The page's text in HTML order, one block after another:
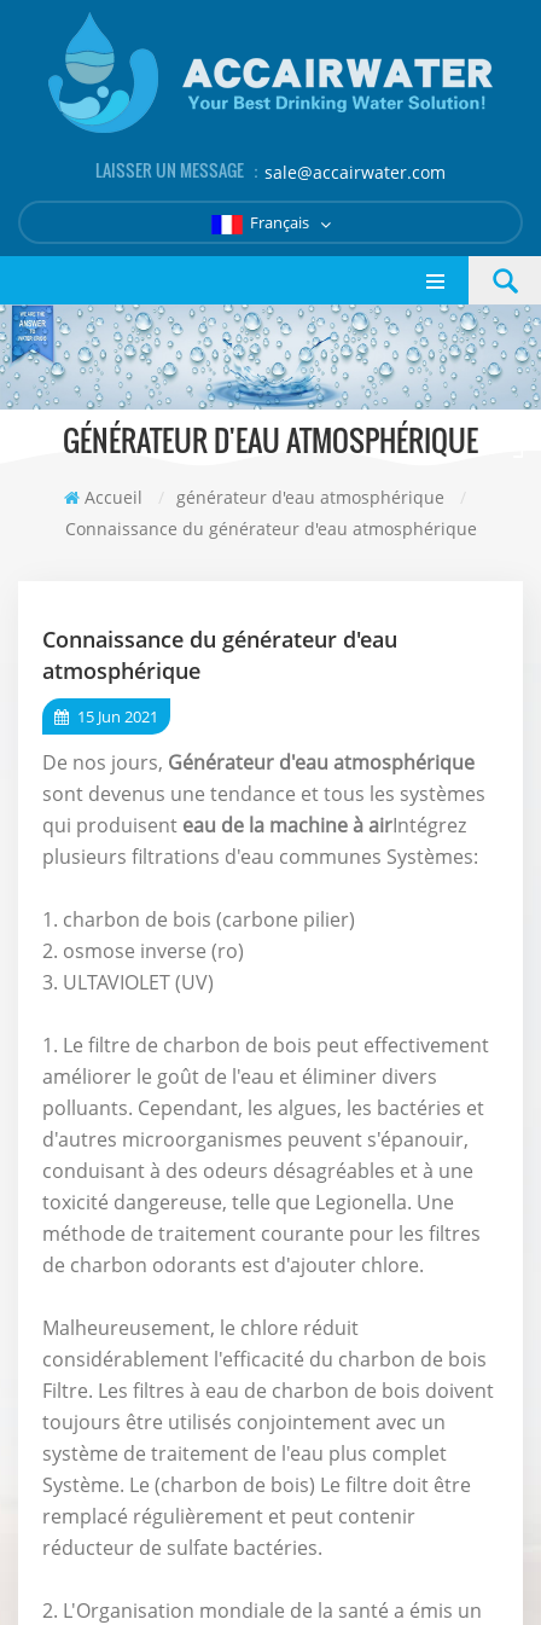
LAISSER UN MESSAGE ： sale@accairwater.com
Français
GÉNÉRATEUR D'EAU ATMOSPHÉRIQUE
Accueil / générateur d'eau atmosphérique
/
Connaissance du générateur d'eau atmosphérique
Connaissance du générateur d'eau
atmosphérique
15 Jun 2021
De nos jours, Générateur d'eau atmosphérique
sont devenus une tendance et tous les systèmes
qui produisent eau de la machine à airIntégrez
plusieurs filtrations d'eau communes Systèmes:
1. charbon de bois (carbone pilier)
2. osmose inverse (ro)
3. ULTAVIOLET (UV)
1. Le filtre de charbon de bois peut effectivement
améliorer le goût de l'eau et éliminer divers
polluants. Cependant, les algues, les bactéries et
d'autres microorganismes peuvent s'épanouir,
conduisant à des odeurs désagréables et à une
toxicité dangereuse, telle que Legionella. Une
méthode de traitement courante pour les filtres
de charbon odorants est d'ajouter chlore.
Malheureusement, le chlore réduit
considérablement l'efficacité du charbon de bois
Filtre. Les filtres à eau de charbon de bois doivent
toujours être utilisés conjointement avec un
système de traitement de l'eau plus complet
Système. Le (charbon de bois) Le filtre doit être
remplacé régulièrement et peut contenir
réducteur de sulfate bactéries.
2. L'Organisation mondiale de la santé a émis un